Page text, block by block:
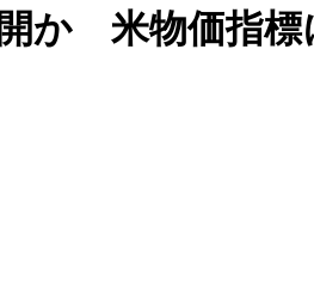
開か 米物価指標